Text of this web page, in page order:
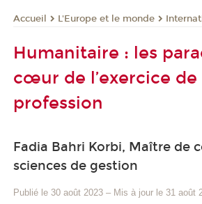
Accueil L'Europe et le monde
Humanitaire : les
cœur de l’exercice de
profession
Fadia Bahri Korbi, Maître de
sciences de gestion
Publié le 30 août 2023 – Mis à jour le 31 août